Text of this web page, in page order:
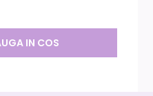
IN COS